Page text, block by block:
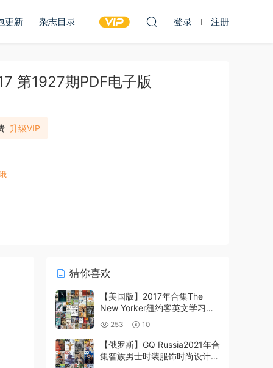
更新 杂志目录 登录 注册
第1927期PDF电子版
升级VIP
猜你喜欢
【美国版】2017年合集The
New Yorker纽约客英文学习阅
读pdf电子版（47本PDF）
253 10
【俄罗斯】GQ Russia2021年合
集智族男士时装服饰时尚设计高